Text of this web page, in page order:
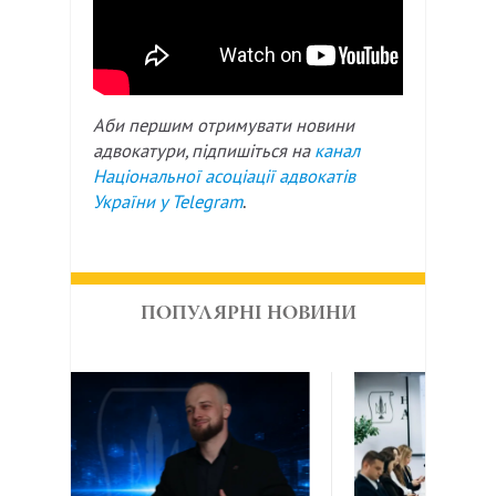
Аби першим отримувати новини
адвокатури, підпишіться на канал
Національної асоціації адвокатів
України у Telegram.
ПОПУЛЯРНІ НОВИНИ